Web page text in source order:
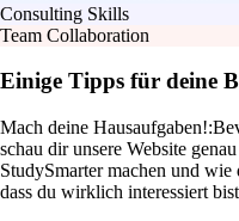
Consulting Skills
Team Collaboration
Einige Tipps für deine
Mach deine Hausaufgaben!:
schau dir unsere Website
StudySmarter machen und wie
dass du wirklich interessiert